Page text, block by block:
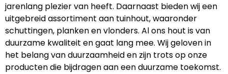
jarenlang plezier van heeft. Daarnaast bieden wij een
uitgebreid assortiment aan tuinhout, waaronder
schuttingen, planken en vlonders. Al ons hout is van
duurzame kwaliteit en gaat lang mee. Wij geloven in
het belang van duurzaamheid en zijn trots op onze
producten die bijdragen aan een duurzame toekomst.